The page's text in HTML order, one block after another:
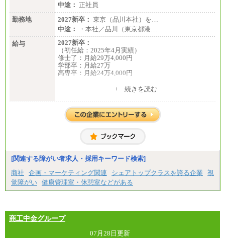
中途： 正社員
勤務地
2027新卒： 東京（品川本社）を…
中途：
・本社／品川（東京都港…
給与
2027新卒：
（初任給：2025年4月実績）
修士了：月給29万4,000円
学部卒：月給27万
高専卒：月給24万4,000円
月給 250,000円～350,000円
想定年収 420万円～600万円
入社時の処遇（基本給・賞与）は経験・スキルを考
経験・スキルによっては、記載額を超える場合もあ
※試用期間中も給与に変更はございません。
+ 続きを読む
[関連する障がい者求人・採用キーワード検索]
商社
企画・マーケティング関連 シェアトップクラスを誇る企業
視
覚障がい 健康管理室・休憩室などがある
商工中金グループ
07月28日更新